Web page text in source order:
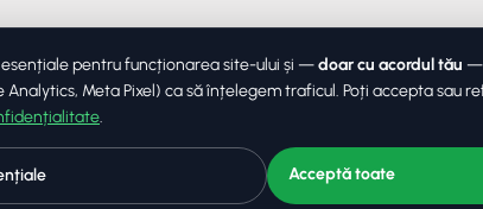
pentru funcționarea site-ului și —doar cu acordul tău —
Meta Pixel) ca să înțelegem traficul. Poți accepta sau
.
Acceptă toate